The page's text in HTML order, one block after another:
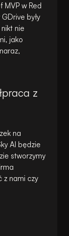
w Red
były
nie
jako
z
na
AI będzie
stworzymy
z nami czy